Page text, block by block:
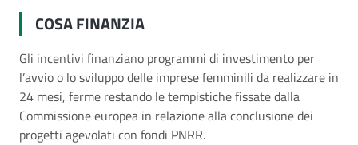
COSA FINANZIA
Gli incentivi finanziano programmi di investimento per
l’avvio o lo sviluppo delle imprese femminili da realizzare in
24 mesi, ferme restando le tempistiche fissate dalla
Commissione europea in relazione alla conclusione dei
progetti agevolati con fondi PNRR.